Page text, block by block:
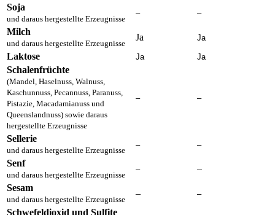
Soja
und daraus hergestellte Erzeugnisse
– –
Milch
und daraus hergestellte Erzeugnisse
Ja Ja
Laktose Ja Ja
Schalenfrüchte
(Mandel, Haselnuss, Walnuss,
Kaschunnuss, Pecannuss, Paranuss,
Pistazie, Macadamianuss und
Queenslandnuss) sowie daraus
hergestellte Erzeugnisse
– –
Sellerie
und daraus hergestellte Erzeugnisse
– –
Senf
und daraus hergestellte Erzeugnisse
–
–
Sesam
und daraus hergestellte Erzeugnisse
– –
Schwefeldioxid und Sulfite